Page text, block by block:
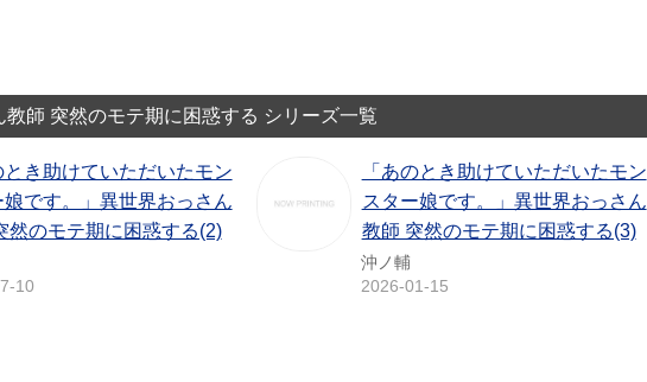
師 突然のモテ期に困惑する シリーズ一覧
とき助けていただいたモン
娘です。」異世界おっさん
然のモテ期に困惑する(2)
10
「あのとき助けていただいたモン
スター娘です。」異世界おっさん
教師 突然のモテ期に困惑する(3)
沖ノ輔
2026-01-15